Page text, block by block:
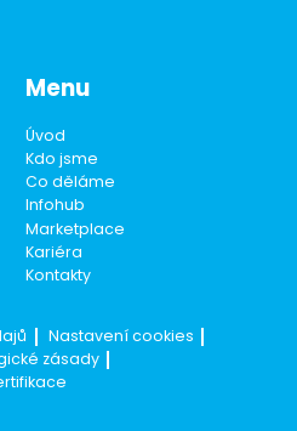
Menu
Úvod
Kdo jsme
Co děláme
Infohub
Marketplace
Kariéra
Kontakty
Nastavení cookies
zásady